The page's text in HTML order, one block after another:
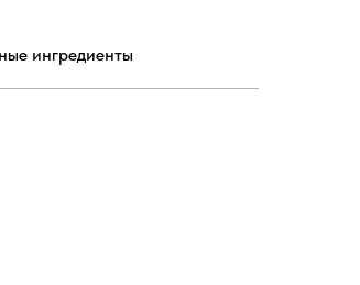
ингредиенты